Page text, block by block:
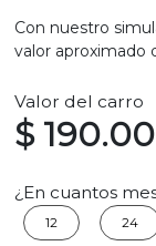
Con nuestro
valor aproximado
Valor del carro
$
¿En cuantos
12 24